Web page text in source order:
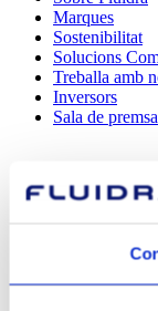
Marques
Sostenibilitat
Solucions
Treballa amb
Inversors
Sala de premsa